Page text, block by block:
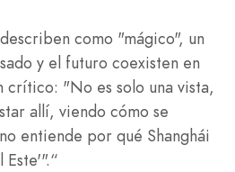
como "mágico", un
y el futuro coexisten en
crítico: "No es solo una vista,
allí, viendo cómo se
entiende por qué Shanghái
Este'".“